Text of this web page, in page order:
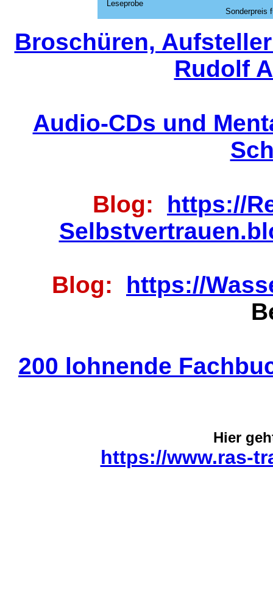
Leseprobe
Sonderpreis
Broschüren,
Rudolf
Audio-CDs und
Blog:
https://
Blog:
https://
200 lohnende
Hier
https://www.ras-